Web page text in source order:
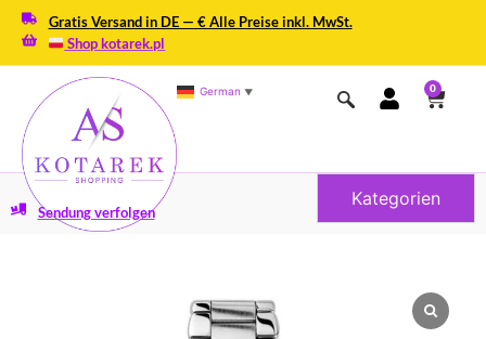
Gratis Versand in DE — € Alle Preise inkl. MwSt.
Shop kotarek.pl
German ▼ 0
Kategorien
Sendung verfolgen